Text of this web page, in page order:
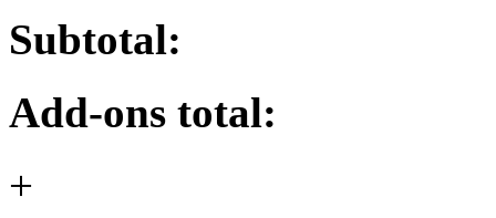
Subtotal:
Add-ons total:
+